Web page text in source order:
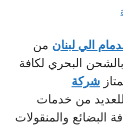
الي لبنان من
البحري لكافة
شركة
للعديد من خدمات
البضائع والمنقولات